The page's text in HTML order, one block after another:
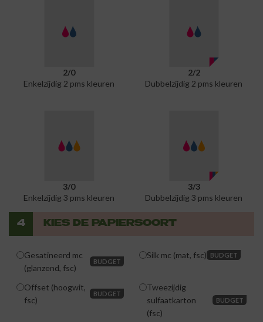
2/0
Enkelzijdig 2 pms kleuren
2/2
Dubbelzijdig 2 pms kleuren
3/0
Enkelzijdig 3 pms kleuren
3/3
Dubbelzijdig 3 pms kleuren
4 KIES DE PAPIERSOORT
Gesatineerd mc
(glanzend, fsc)
BUDGET
Silk mc (mat, fsc) BUDGET
Offset (hoogwit,
fsc)
BUDGET
Tweezijdig
sulfaatkarton
(fsc)
BUDGET